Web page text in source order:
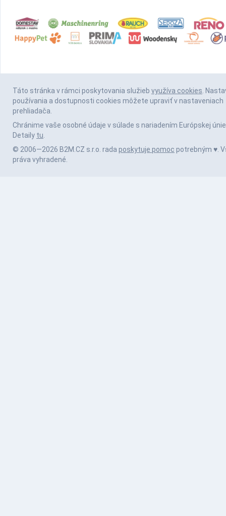
Táto stránka v rámci poskytovania služieb využíva cookies.
používania a dostupnosti cookies môžete upraviť v nastaveniach
prehliadača.
Chránime vaše osobné údaje v súlade s nariadením Európskej únie
Detaily tu.
© 2006—2026 B2M.CZ s.r.o. rada poskytuje pomoc potrebným ♥️.
práva vyhradené.